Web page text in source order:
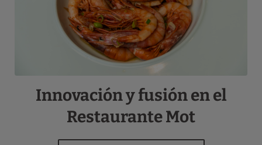
Innovación y fusión en el
Restaurante Mot